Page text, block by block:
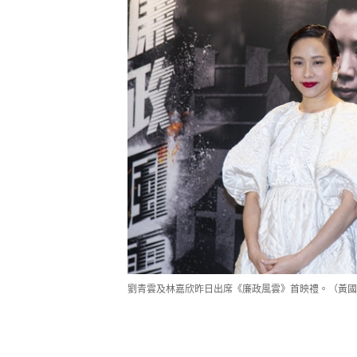
劉青雲及林嘉欣昨日出席《廉政風雲》首映禮。（黃